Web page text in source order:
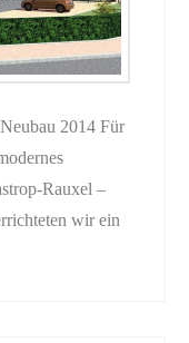
2014 Für
Rauxel –
wir ein